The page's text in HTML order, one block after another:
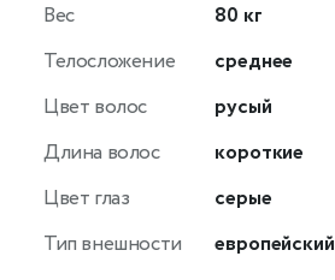
Вес
80 кг
Телосложение
среднее
Цвет волос
русый
Длина волос
короткие
Цвет глаз
серые
Тип внешности
европейский